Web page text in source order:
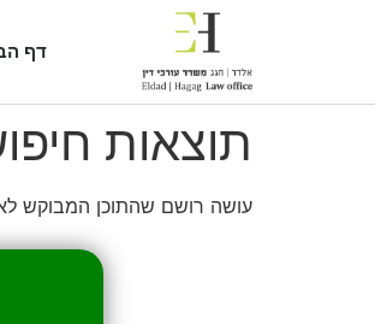
דף
תוצאות
עושה רושם שהתוכן המבוקש